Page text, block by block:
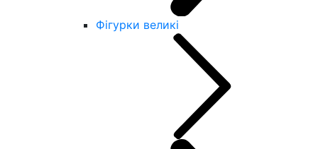
Фігурки великі